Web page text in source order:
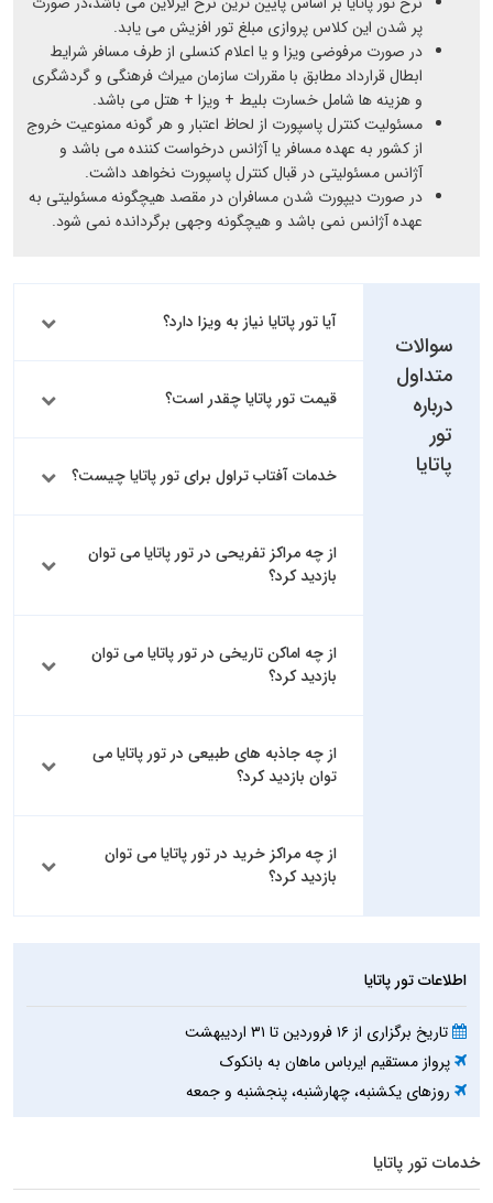
پر شدن این کلاس پروازی مبلغ تور افزیش می یابد.
در صورت مرفوضی ویزا و یا اعلام کنسلی از طرف مسافر شرایط
ابطال قرارداد مطابق با مقررات سازمان میراث فرهنگی و گردشگری
و هزینه ها شامل خسارت بلیط + ویزا + هتل می باشد.
مسئولیت کنترل پاسپورت از لحاظ اعتبار و هر گونه ممنوعیت خروج
از کشور به عهده مسافر یا آژانس درخواست کننده می باشد و
آژانس مسئولیتی در قبال کنترل پاسپورت نخواهد داشت.
در صورت دیپورت شدن مسافران در مقصد هیچگونه مسئولیتی به
عهده آژانس نمی باشد و هیچگونه وجهی برگردانده نمی شود.
سوالات
متداول
درباره
تور
پاتایا
آیا تور پاتایا نیاز به ویزا دارد؟
قیمت تور پاتایا چقدر است؟
خدمات آفتاب تراول برای تور پاتایا چیست؟
از چه مراکز تفریحی در تور پاتایا می توان
بازدید کرد؟
از چه اماکن تاریخی در تور پاتایا می توان
بازدید کرد؟
از چه جاذبه های طبیعی در تور پاتایا می
توان بازدید کرد؟
از چه مراکز خرید در تور پاتایا می توان
بازدید کرد؟
اطلاعات تور پاتایا
تاریخ برگزاری از ۱۶ فروردین تا ۳۱ اردیبهشت
پرواز مستقیم ایرباس ماهان به بانکوک
روزهای یکشنبه، چهارشنبه، پنجشنبه و جمعه
خدمات تور پاتایا